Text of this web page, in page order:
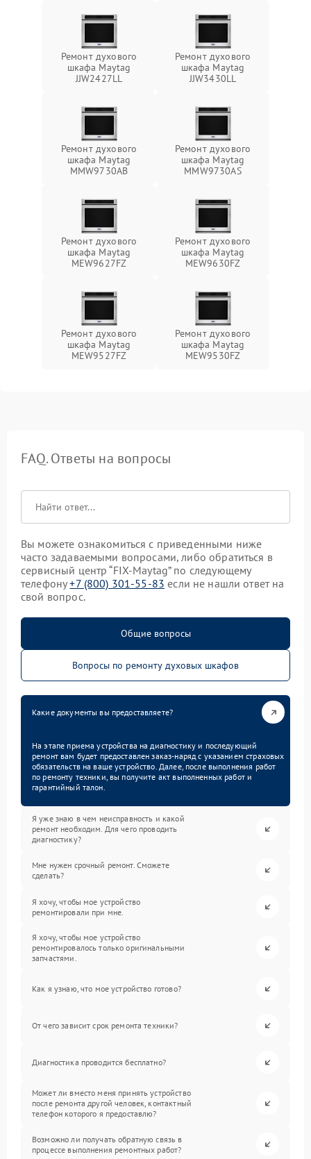
Ремонт духового
шкафа Maytag
JJW2427LL
Ремонт духового
шкафа Maytag
JJW3430LL
Ремонт духового
шкафа Maytag
MMW9730AB
Ремонт духового
шкафа Maytag
MMW9730AS
Ремонт духового
шкафа Maytag
MEW9627FZ
Ремонт духового
шкафа Maytag
MEW9630FZ
Ремонт духового
шкафа Maytag
MEW9527FZ
Ремонт духового
шкафа Maytag
MEW9530FZ
FAQ. Ответы на вопросы
Вы можете ознакомиться с приведенными ниже
часто задаваемыми вопросами, либо обратиться в
сервисный центр “FIX-Maytag” по следующему
телефону+7 (800) 301-55-83 если не нашли ответ на
свой вопрос.
Общие вопросы
Вопросы по ремонту духовых шкафов
Какие документы вы предоставляете?
На этапе приема устройства на диагностику и последующий
ремонт вам будет предоставлен заказ-наряд с указанием страховых
обязательств на ваше устройство. Далее, после выполнения работ
по ремонту техники, вы получите акт выполненных работ и
гарантийный талон.
Я уже знаю в чем неисправность и какой
ремонт необходим. Для чего проводить
диагностику?
Мне нужен срочный ремонт. Сможете
сделать?
Я хочу, чтобы мое устройство
ремонтировали при мне.
Я хочу, чтобы мое устройство
ремонтировалось только оригинальными
запчастями.
Как я узнаю, что мое устройство готово?
От чего зависит срок ремонта техники?
Диагностика проводится бесплатно?
Может ли вместо меня принять устройство
после ремонта другой человек, контактный
телефон которого я предоставлю?
Возможно ли получать обратную связь в
процессе выполнения ремонтных работ?